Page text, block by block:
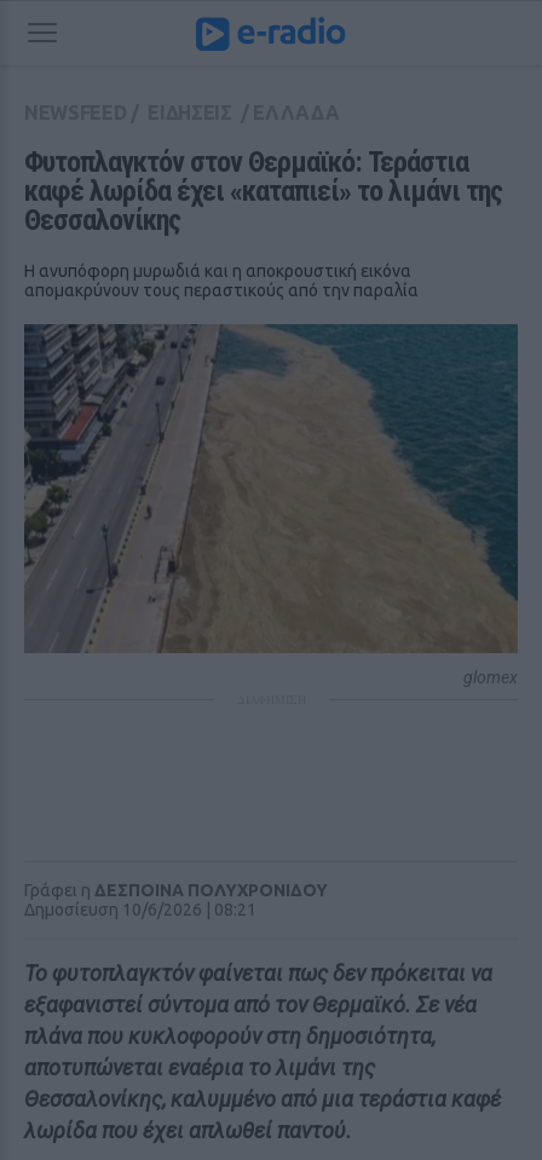
Φυτοπλαγκτόν στον Θερμαϊκό: Τεράστια
καφέ λωρίδα έχει «καταπιεί» το λιμάνι της
Θεσσαλονίκης
Η ανυπόφορη μυρωδιά και η αποκρουστική εικόνα
απομακρύνουν τους περαστικούς από την παραλία
glomex
Γράφει η ΔΕΣΠΟΙΝΑ ΠΟΛΥΧΡΟΝΙΔΟΥ
Δημοσίευση 10/6/2026 | 08:21
Το φυτοπλαγκτόν φαίνεται πως δεν πρόκειται να
εξαφανιστεί σύντομα από τον Θερμαϊκό. Σε νέα
πλάνα που κυκλοφορούν στη δημοσιότητα,
αποτυπώνεται εναέρια το λιμάνι της
Θεσσαλονίκης, καλυμμένο από μια τεράστια καφέ
λωρίδα που έχει απλωθεί παντού.